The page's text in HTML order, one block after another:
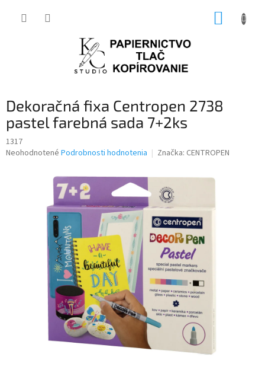
Dekoračná fixa Centropen 2738
pastel farebná sada 7+2ks
1317
Priemerné
Neohodnotené Podrobnosti hodnotenia Značka: CENTROPEN